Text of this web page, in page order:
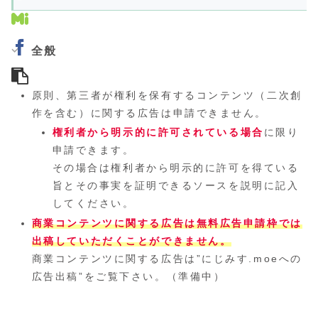
全般
原則、第三者が権利を保有するコンテンツ（二次創
作を含む）に関する広告は申請できません。
権利者から明示的に許可されている場合 に限り
申請できます。
その場合は権利者から明示的に許可を得ている
旨とその事実を証明できるソースを説明に記入
してください。
商業コンテンツに関する広告は無料広告申請枠では
出稿していただくことができません。
商業コンテンツに関する広告は”にじみす.moeへの
広告出稿”をご覧下さい。（準備中）